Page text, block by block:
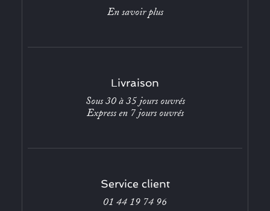
En savoir plus
Livraison
Sous 30 à 35 jours ouvrés
Express en 7 jours ouvrés
Service client
01 44 19 74 96